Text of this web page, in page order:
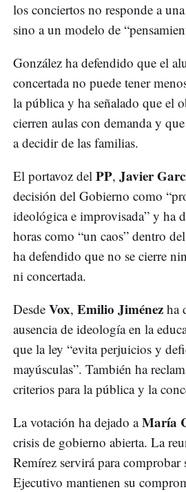
los conciertos no responde a
sino a un modelo de
González ha defendido que el
concertada no puede tener
la pública y ha señalado que el
cierren aulas con demanda y
a decidir de las familias.
El portavoz del PP, Javier
decisión del Gobierno como
ideológica e improvisada” y ha
horas como “un caos” dentro
ha defendido que no se cierre
ni concertada.
Desde Vox, Emilio Jiménez ha
ausencia de ideología en la
que la ley “evita perjuicios y
mayúsculas”. También ha
criterios para la pública y la
La votación ha dejado aMaría
crisis de gobierno abierta. La
Remírez servirá para comprobar
Ejecutivo mantienen su